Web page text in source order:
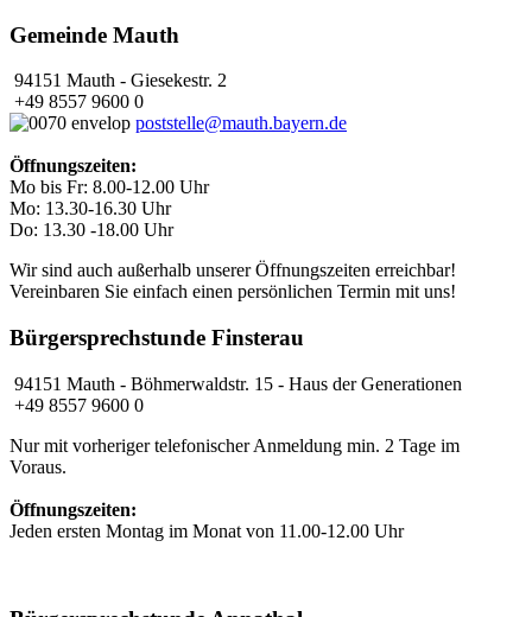
Gemeinde Mauth
94151 Mauth - Giesekestr. 2
+49 8557 9600 0
poststelle@mauth.bayern.de
Öffnungszeiten:
Mo bis Fr: 8.00-12.00 Uhr
Mo: 13.30-16.30 Uhr
Do: 13.30 -18.00 Uhr
Wir sind auch außerhalb unserer Öffnungszeiten erreichbar!
Vereinbaren Sie einfach einen persönlichen Termin mit uns!
Bürgersprechstunde Finsterau
94151 Mauth - Böhmerwaldstr. 15 - Haus der Generationen
+49 8557 9600 0
Nur mit vorheriger telefonischer Anmeldung min. 2 Tage im
Voraus.
Öffnungszeiten:
Jeden ersten Montag im Monat von 11.00-12.00 Uhr